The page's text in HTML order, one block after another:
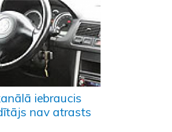
iebraucis
nav atrasts